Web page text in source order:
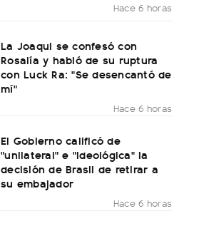
Hace 6 horas
La Joaqui se confesó con
Rosalía y habló de su ruptura
con Luck Ra: "Se desencantó de
mí"
Hace 6 horas
El Gobierno calificó de
"unilateral" e "ideológica" la
decisión de Brasil de retirar a
su embajador
Hace 6 horas